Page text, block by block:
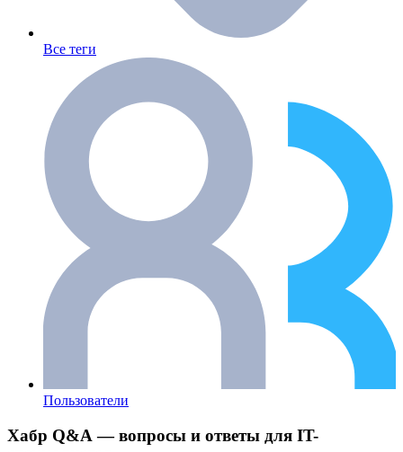
Все теги
Пользователи
Хабр Q&A — вопросы и ответы для IT-